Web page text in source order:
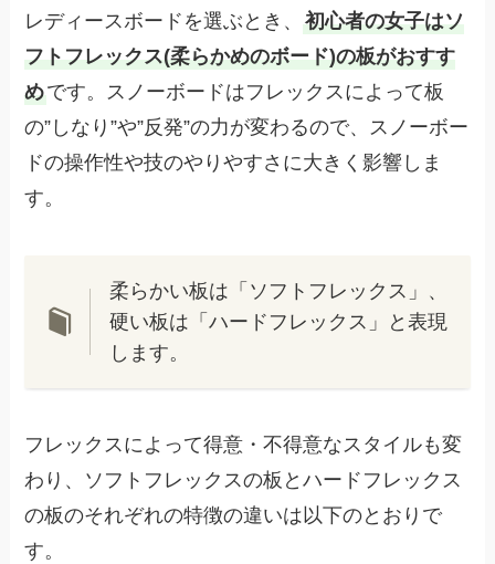
レディースボードを選ぶとき、 初心者の女子はソ
フトフレックス(柔らかめのボード)の板がおすす
めです。スノーボードはフレックスによって板
の”しなり”や”反発”の力が変わるので、スノーボー
ドの操作性や技のやりやすさに大きく影響しま
す。
柔らかい板は「ソフトフレックス」、
硬い板は「ハードフレックス」と表現
します。
フレックスによって得意・不得意なスタイルも変
わり、ソフトフレックスの板とハードフレックス
の板のそれぞれの特徴の違いは以下のとおりで
す。